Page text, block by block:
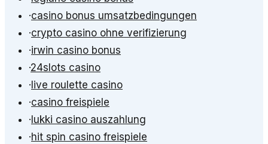
·casino bonus umsatzbedingungen
·crypto casino ohne verifizierung
·irwin casino bonus
·24slots casino
· live roulette casino
·casino freispiele
· lukki casino auszahlung
·hit spin casino freispiele